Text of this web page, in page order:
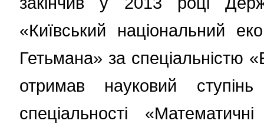
«Київський національний
Гетьмана» за спеціальністю
отримав науковий
спеціальності